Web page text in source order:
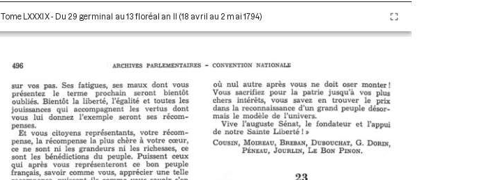
Tome LXXXIX - Du 29 germinal au 13 floréal an II (18 avril au 2 mai 1794)